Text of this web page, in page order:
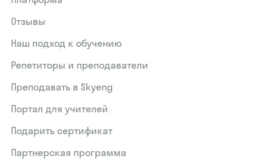
Отзывы
Наш подход к обучению
Репетиторы и преподаватели
Преподавать в Skyeng
Портал для учителей
Подарить сертификат
Партнерская программа